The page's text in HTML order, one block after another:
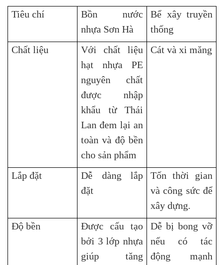
Tiêu chí
Bồn nước
nhựa Sơn Hà
Bể xây truyền
thống
Chất liệu
Với chất liệu
hạt nhựa PE
nguyên chất
được nhập
khẩu từ Thái
Lan đem lại an
toàn và độ bền
cho sản phẩm
Cát và xi măng
Lắp đặt
Dễ dàng lắp
đặt
Tốn thời gian
và công sức để
xây dựng.
Độ bền
Được cấu tạo
bởi 3 lớp nhựa
giúp tăng
Dễ bị bong vỡ
nếu có tác
động mạnh